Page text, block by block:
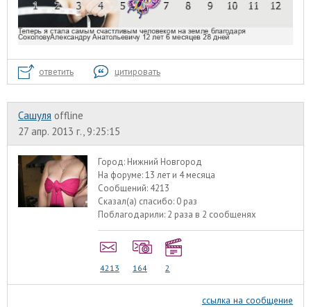
ответить цитировать
Сашуля offline
27 апр. 2013 г., 9:25:15
Город: Нижний Новгород
На форуме:13 лет и 4 месяца
Сообщений: 4213
Сказал(а) спасибо: 0 раз
Поблагодарили: 2 раза в 2 сообщенях
4213 164 2
ссылка на сообщение